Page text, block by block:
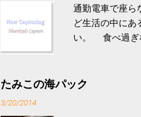
通勤電車で座ら
ど生活の中にあ
い。 食べ過ぎ
ル性脂肪性肝
続けることが有
たみこの海パック
3/20/2014